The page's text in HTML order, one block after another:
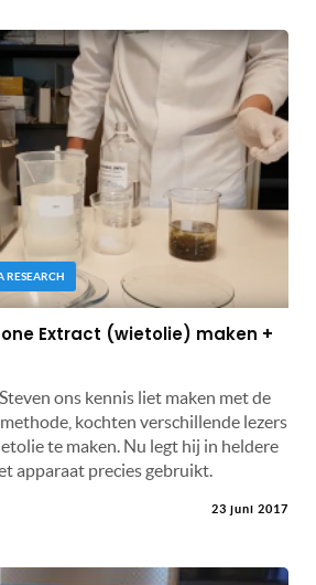
RESEARCH
Extract (wietolie) maken +
ons kennis liet maken met de
kochten verschillende lezers
te maken. Nu legt hij in heldere
apparaat precies gebruikt.
23 juni 2017